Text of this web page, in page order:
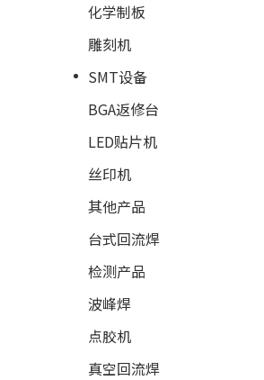
化学制板
雕刻机
SMT设备
BGA返修台
LED贴片机
丝印机
其他产品
台式回流焊
检测产品
波峰焊
点胶机
真空回流焊